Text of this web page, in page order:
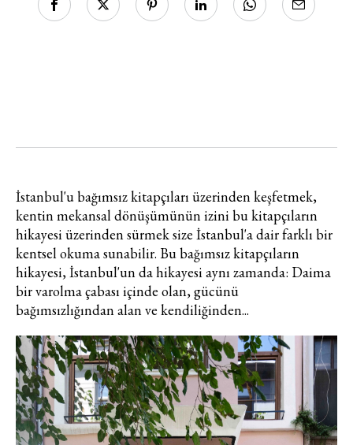
İstanbul'u bağımsız kitapçıları üzerinden keşfetmek,
kentin mekansal dönüşümünün izini bu kitapçıların
hikayesi üzerinden sürmek size İstanbul'a dair farklı bir
kentsel okuma sunabilir. Bu bağımsız kitapçıların
hikayesi, İstanbul'un da hikayesi aynı zamanda: Daima
bir varolma çabası içinde olan, gücünü
bağımsızlığından alan ve kendiliğinden...